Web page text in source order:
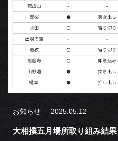
お知らせ 2025.05.12
大相撲五月場所取り組み結